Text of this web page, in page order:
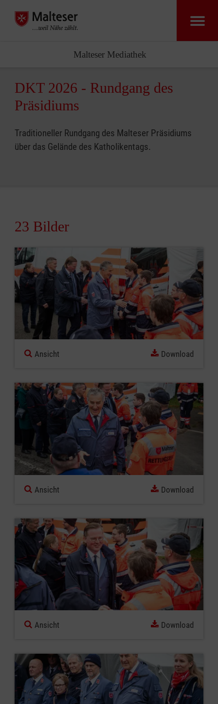
Malteser
Malteser Mediathek
DKT 2026 - Rundgang des
Präsidiums
Traditioneller Rundgang des Malteser Präsidiums
über das Gelände des Katholikentags.
23 Bilder
Ansicht Download
Ansicht Download
Ansicht Download